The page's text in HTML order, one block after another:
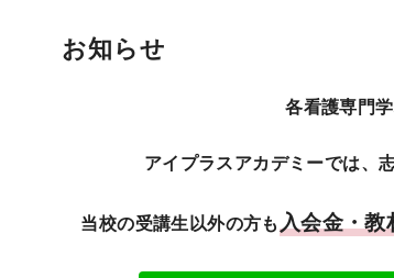
お知らせ
各看護専門
アイプラスアカデミーでは、
当校の受講生以外の方も入会金・教